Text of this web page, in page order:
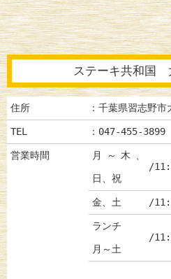
ステーキ共和国
住所 ：千葉県習志野
TEL ：047-455-3899
営業時間 月～木、
日、祝
/
金、土 /
ランチ
月～土
/